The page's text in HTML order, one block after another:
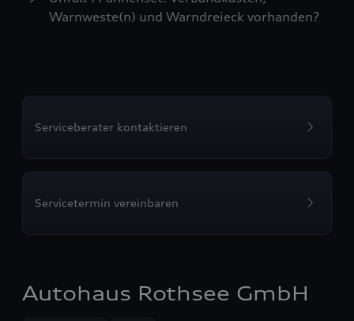
Warnweste(n) und Warndreieck vorhanden?
Serviceberater kontaktieren
Servicetermin vereinbaren
Autohaus Rothsee GmbH